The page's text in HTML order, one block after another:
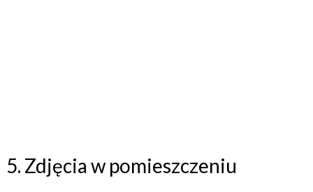
5. Zdjęcia w pomieszczeniu